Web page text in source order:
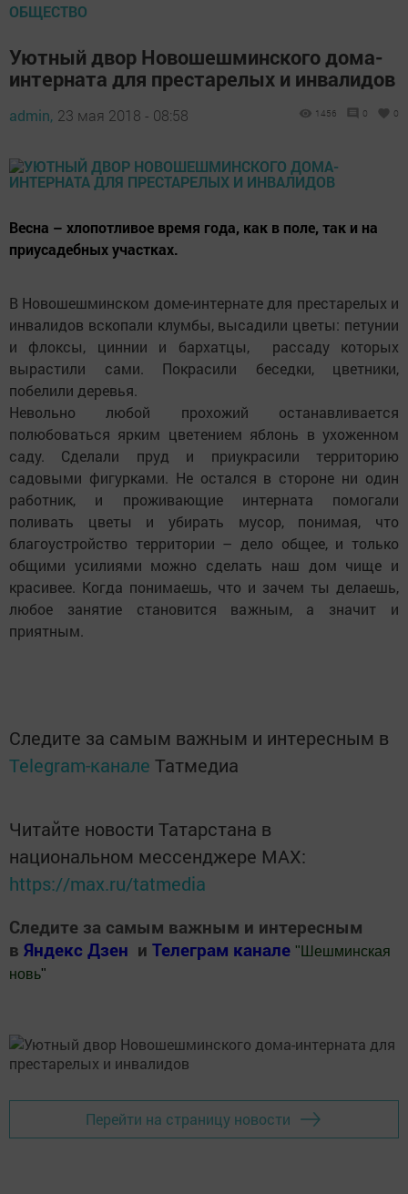
ОБЩЕСТВО
Уютный двор Новошешминского дома-
интерната для престарелых и инвалидов
admin, 23 мая 2018 - 08:58 1456 0 0
Весна – хлопотливое время года, как в поле, так и на
приусадебных участках.
В Новошешминском доме-интернате для престарелых и
инвалидов вскопали клумбы, высадили цветы: петунии
и флоксы, циннии и бархатцы, рассаду которых
вырастили сами. Покрасили беседки, цветники,
побелили деревья.
Невольно любой прохожий останавливается
полюбоваться ярким цветением яблонь в ухоженном
саду. Сделали пруд и приукрасили территорию
садовыми фигурками. Не остался в стороне ни один
работник, и проживающие интерната помогали
поливать цветы и убирать мусор, понимая, что
благоустройство территории – дело общее, и только
общими усилиями можно сделать наш дом чище и
красивее. Когда понимаешь, что и зачем ты делаешь,
любое занятие становится важным, а значит и
приятным.
Следите за самым важным и интересным в
Telegram-канале Татмедиа
Читайте новости Татарстана в
национальном мессенджере MАХ:
https://max.ru/tatmedia
Следите за самым важным и интересным
в Яндекс Дзен и Телеграм канале " Шешминская
новь"
Перейти на страницу новости